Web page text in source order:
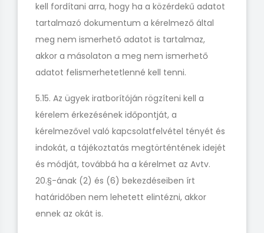
kell fordítani arra, hogy ha a közérdekű adatot
tartalmazó dokumentum a kérelmező által
meg nem ismerhető adatot is tartalmaz,
akkor a másolaton a meg nem ismerhető
adatot felismerhetetlenné kell tenni.
5.15. Az ügyek iratborítóján rögzíteni kell a
kérelem érkezésének időpontját, a
kérelmezővel való kapcsolatfelvétel tényét és
indokát, a tájékoztatás megtörténtének idejét
és módját, továbbá ha a kérelmet az Avtv.
20.§-ának (2) és (6) bekezdéseiben írt
határidőben nem lehetett elintézni, akkor
ennek az okát is.